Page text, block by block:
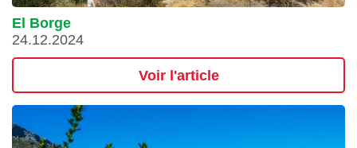
El Borge
24.12.2024
Voir l'article